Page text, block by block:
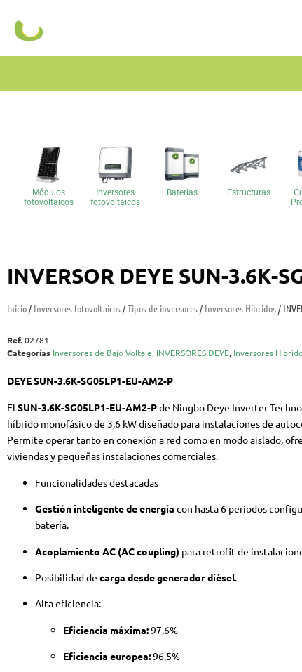
Módulos
fotovoltaicos
Inversores
fotovoltaicos
Baterías Estructuras
INVERSOR DEYE SUN-3.6K-
Inicio/ Inversores fotovoltaicos/Tipos de inversores/ Inversores Híbridos/
Ref.02781
Categorías Inversores de Bajo Voltaje, INVERSORES DEYE, Inversores
DEYE SUN-3.6K-SG05LP1-EU-AM2-P
El SUN-3.6K-SG05LP1-EU-AM2-Pde Ningbo Deye Inverter
híbrido monofásico de 3,6 kW diseñado para instalaciones de
Permite operar tanto en conexión a red como en modo aislado,
viviendas y pequeñas instalaciones comerciales.
Funcionalidades destacadas
Gestión inteligente de energía con hasta 6 periodos
batería.
Acoplamiento AC (AC coupling) para retrofit de
Posibilidad de carga desde generador diésel.
Alta eficiencia:
Eficiencia máxima:97,6%
Eficiencia europea:96,5%